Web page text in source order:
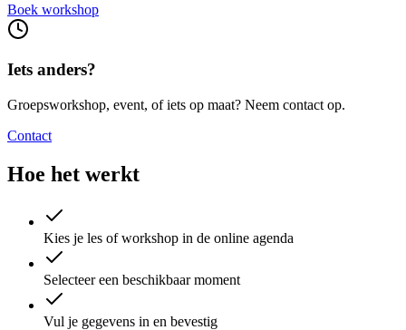
Boek workshop
Iets anders?
Groepsworkshop, event, of iets op maat? Neem contact op.
Contact
Hoe het werkt
Kies je les of workshop in de online agenda
Selecteer een beschikbaar moment
Vul je gegevens in en bevestig